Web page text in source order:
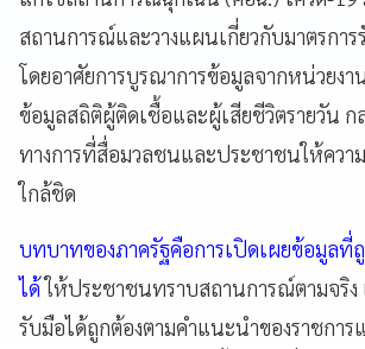
สถานการณ์และวางแผนเกี่ยวกับมาตรกา
โดยอาศัยการบูรณาการข้อมูลจากหน่วยง
ข้อมูลสถิติผู้ติดเชื้อและผู้เสียชีวิตรายวัน ก
ทางการที่สื่อมวลชนและประชาชนให้ควา
ใกล้ชิด
บทบาทของภาครัฐคือการเปิดเผยข้อมูลที่
ได้ให้ประชาชนทราบสถานการณ์ตามจริง
รับมือได้ถูกต้องตามคำแนะนำของราชการ